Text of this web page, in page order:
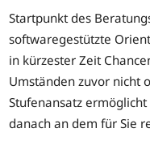
Startpunkt des
softwaregestützte
in kürzester Zeit
Umständen zuvor nicht
Stufenansatz
danach an dem für Sie